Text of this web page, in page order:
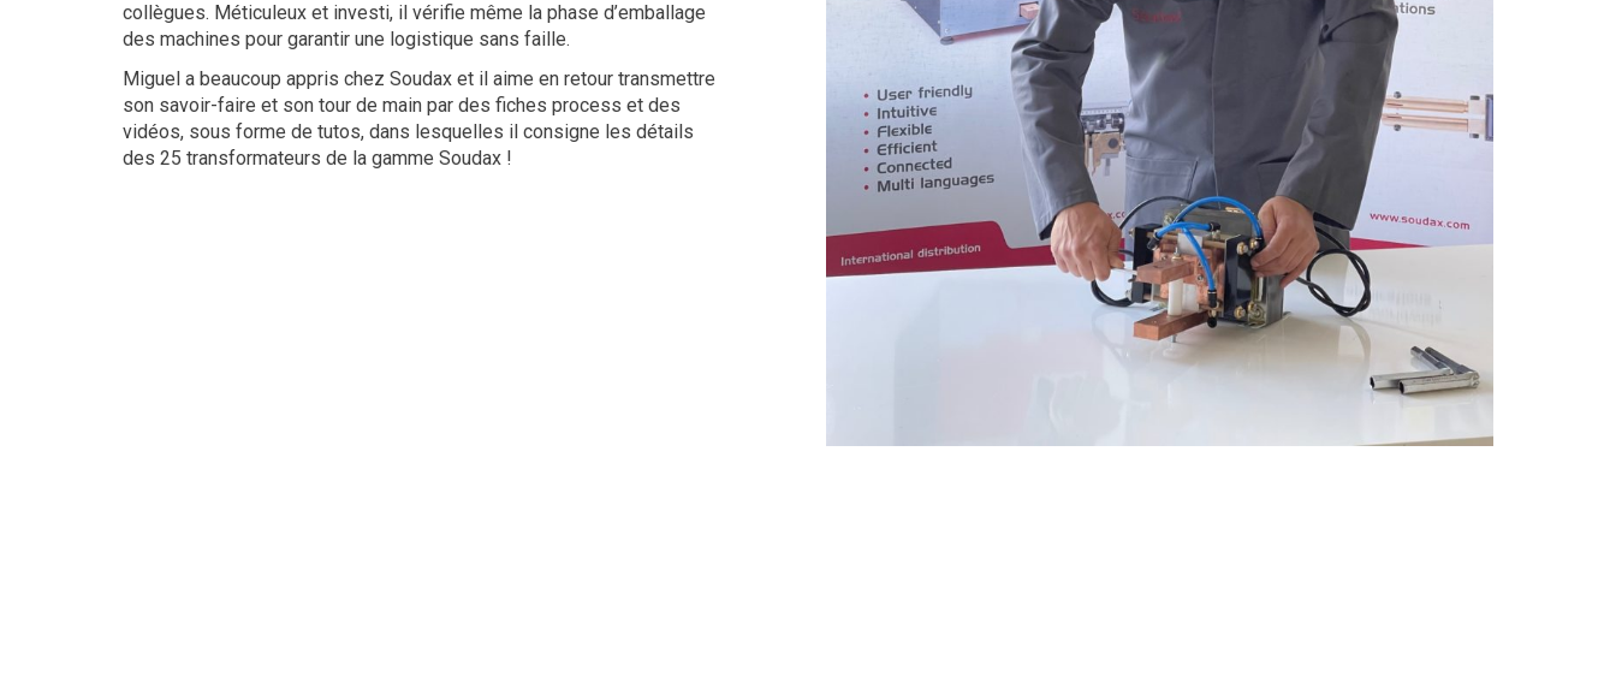
collègues. Méticuleux et investi, il vérifie même la phase d’emballage
des machines pour garantir une logistique sans faille.
Miguel a beaucoup appris chez Soudax et il aime en retour transmettre
son savoir-faire et son tour de main par des fiches process et des
vidéos, sous forme de tutos, dans lesquelles il consigne les détails
des 25 transformateurs de la gamme Soudax !